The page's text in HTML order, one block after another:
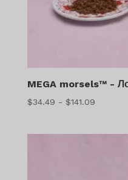
MEGA morsels™ -
$34.49 - $141.09Діапазон